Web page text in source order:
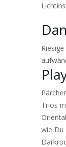
Trios
wie Du